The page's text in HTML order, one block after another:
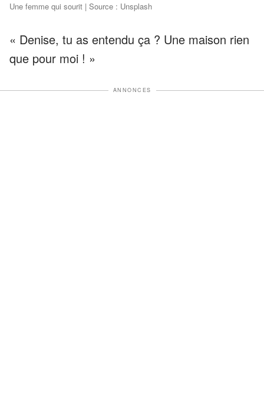
Une femme qui sourit | Source : Unsplash
« Denise, tu as entendu ça ? Une maison rien
que pour moi ! »
ANNONCES